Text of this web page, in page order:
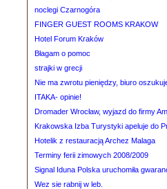
noclegi Czarnogóra
FINGER GUEST ROOMS KRAKOW
Hotel Forum Kraków
Błagam o pomoc
strajki w grecji
Nie ma zwrotu pieniędzy, biuro
ITAKA- opinie!
Dromader Wrocław, wyjazd do firmy
Krakowska Izba Turystyki apeluje do
Hotelik z restauracją Archez Malaga
Terminy ferii zimowych 2008/2009
Signal Iduna Polska uruchomiła
Wez sie rabnij w leb.